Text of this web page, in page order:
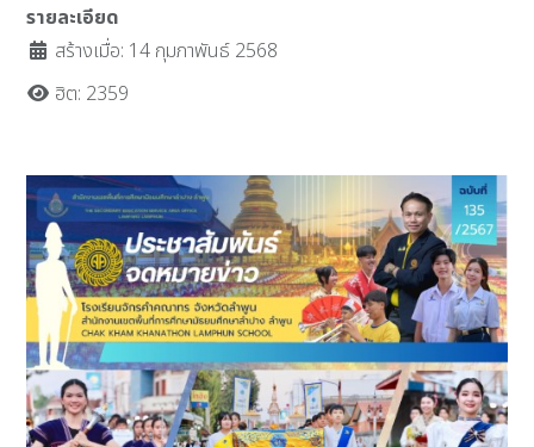
รายละเอียด
สร้างเมื่อ: 14 กุมภาพันธ์ 2568
ฮิต: 2359